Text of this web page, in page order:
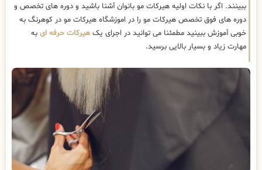
ببینند. اگر با نکات اولیه هیرکات مو بانوان آشنا باشید و دوره های تخصص و
دوره های فوق تخصص هیرکات مو را در اموزشگاه هیرکات مو در کوهرنگ به
خوبی آموزش ببینید مطمئنا می توانید در اجرای یک هیرکات حرفه ای به
مهارت زیاد و بسیار بالایی برسید.